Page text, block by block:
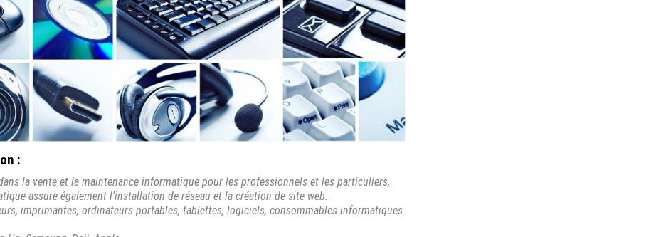
:
la vente et la maintenance informatique pour les professionnels et les particuliers,
assure également l'installation de réseau et la création de site web.
imprimantes, ordinateurs portables, tablettes, logiciels, consommables informatiques.